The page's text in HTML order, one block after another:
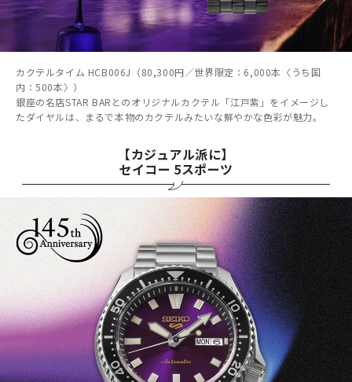
カクテルタイム HCB006J（80,300円／世界限定：6,000本〈うち国
内：500本〉）
銀座の名店STAR BARとのオリジナルカクテル「江戸紫」をイメージし
たダイヤルは、まるで本物のカクテルみたいな鮮やかな色彩が魅力。
【カジュアル派に】
セイコー 5スポーツ